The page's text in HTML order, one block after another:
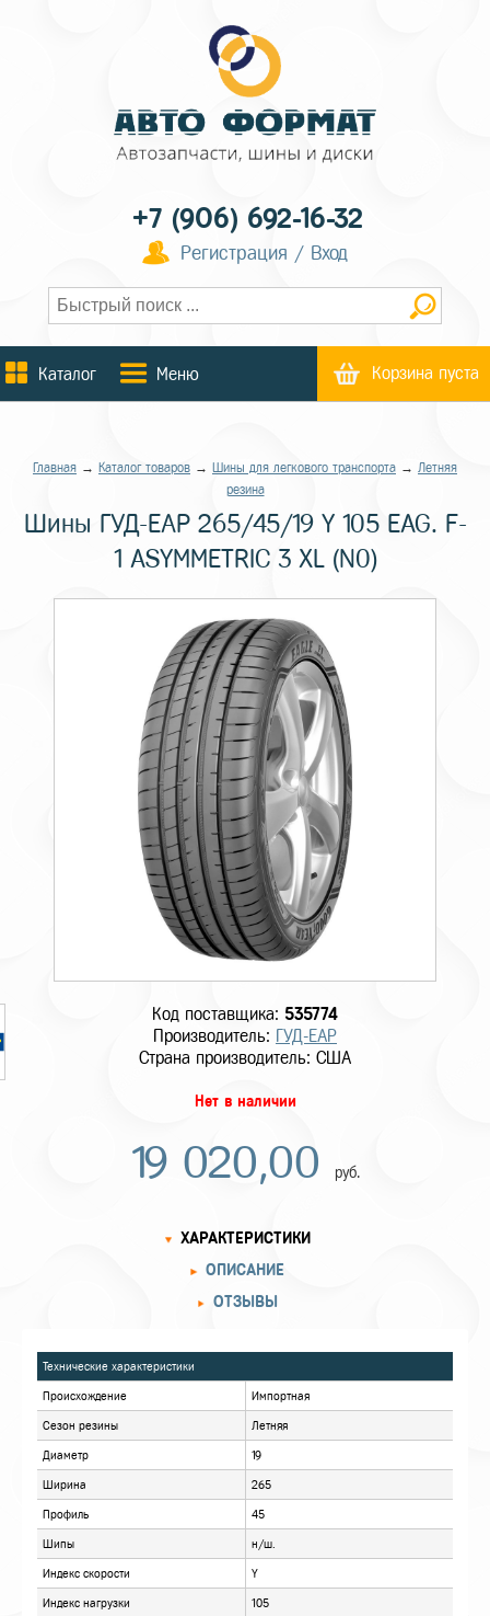
+7 (906) 692-16-32
Регистрация / Вход
Каталог Меню Корзина пуста
Главная → Каталог товаров → Шины для легкового транспорта → Летняя
резина
Шины ГУД-ЕАР 265/45/19 Y 105 EAG. F-
1 ASYMMETRIC 3 XL (N0)
Код поставщика: 535774
Производитель: ГУД-ЕАР
Страна производитель: США
Нет в наличии
19 020,00 руб.
ОПИСАНИЕ
ОТЗЫВЫ